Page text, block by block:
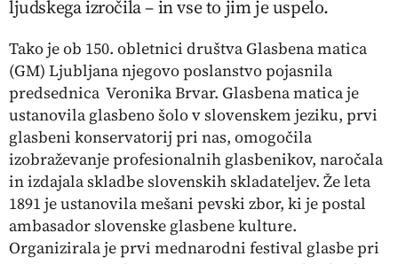
ljudskega izročila – in vse to jim je uspelo.
Tako je ob 150. obletnici društva Glasbena matica
(GM) Ljubljana njegovo poslanstvo pojasnila
predsednica Veronika Brvar. Glasbena matica je
ustanovila glasbeno šolo v slovenskem jeziku, prvi
glasbeni konservatorij pri nas, omogočila
izobraževanje profesionalnih glasbenikov, naročala
in izdajala skladbe slovenskih skladateljev. Že leta
1891 je ustanovila mešani pevski zbor, ki je postal
ambasador slovenske glasbene kulture.
Organizirala je prvi mednarodni festival glasbe pri